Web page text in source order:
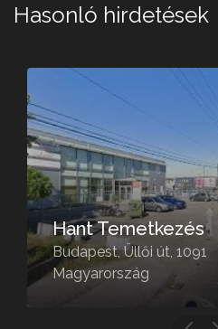
Hasonló hirdetések
Hant Temetkezés
Budapest, Üllői út, 1091
Magyarország